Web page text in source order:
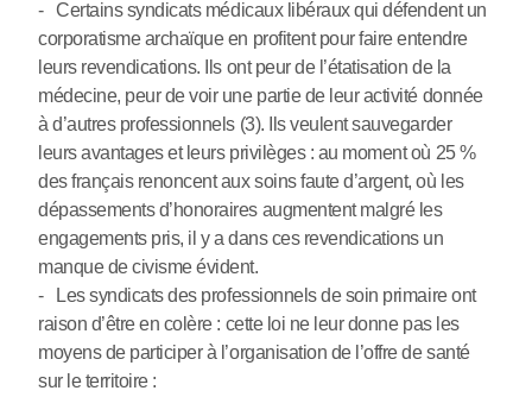
- Certains syndicats médicaux libéraux qui défendent un
corporatisme archaïque en profitent pour faire entendre
leurs revendications. Ils ont peur de l’étatisation de la
médecine, peur de voir une partie de leur activité donnée
à d’autres professionnels (3). Ils veulent sauvegarder
leurs avantages et leurs privilèges : au moment où 25 %
des français renoncent aux soins faute d’argent, où les
dépassements d’honoraires augmentent malgré les
engagements pris, il y a dans ces revendications un
manque de civisme évident.
- Les syndicats des professionnels de soin primaire ont
raison d’être en colère : cette loi ne leur donne pas les
moyens de participer à l’organisation de l’offre de santé
sur le territoire :